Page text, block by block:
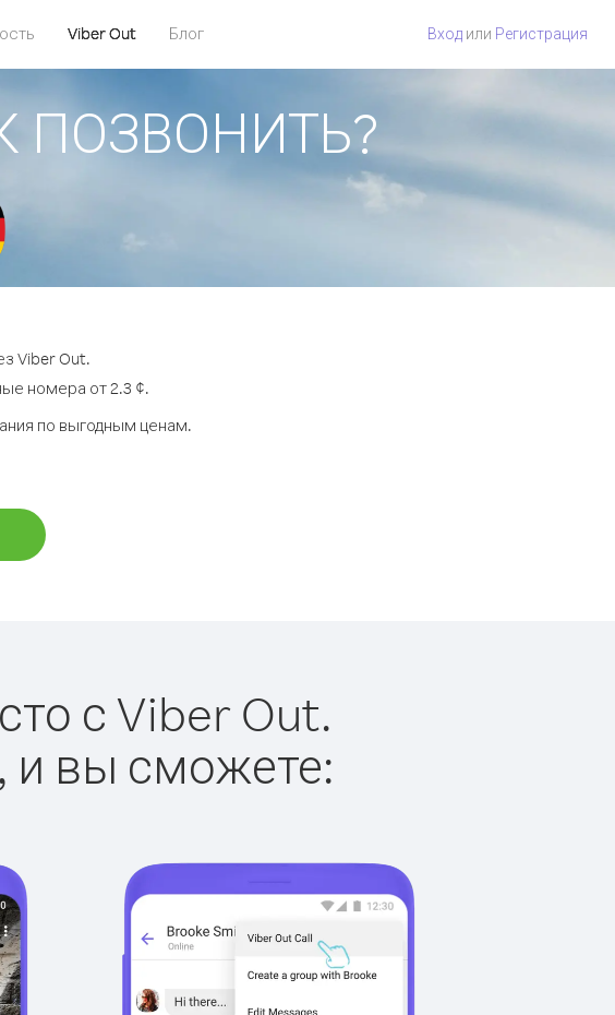
Viber Out Блог Вход или Регистрация
ПОЗВОНИТЬ?
Viber Out.
номера от 2.3 ¢.
по выгодным ценам.
с Viber Out.
и вы сможете: